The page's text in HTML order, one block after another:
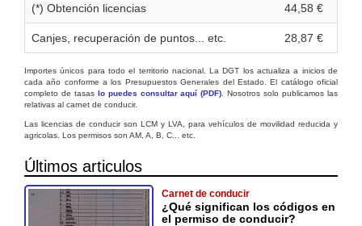
(*) Obtención licencias 44,58 €
Canjes, recuperación de puntos... etc. 28,87 €
Importes únicos para todo el territorio nacional. La DGT los actualiza a inicios de
cada año conforme a los Presupuestos Generales del Estado. El catálogo oficial
completo de tasas lo puedes consultar aquí (PDF) . Nosotros solo publicamos las
relativas al carnet de conducir.
Las licencias de conducir son LCM y LVA, para vehículos de movilidad reducida y
agricolas. Los permisos son AM, A, B, C... etc.
Últimos articulos
Carnet de conducir
¿Qué significan los códigos en
el permiso de conducir?